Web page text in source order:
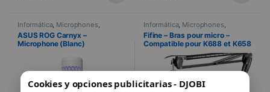
Cookies y opciones publicitarias - DJOBI
Informática, Microphones
Dispositivos periféricos
ASUS ROG Carnyx –
Microphone (Blanc)
Informática, Microphones
Dispositivos periféricos
Fifine – Bras pour micro –
Compatible pour K688 et K658